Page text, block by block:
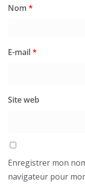
Nom *
E-mail*
Site web
Enregistrer mon
navigateur pour